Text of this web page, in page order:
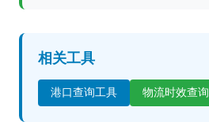
相关工具
港口查询工具 物流时效查询